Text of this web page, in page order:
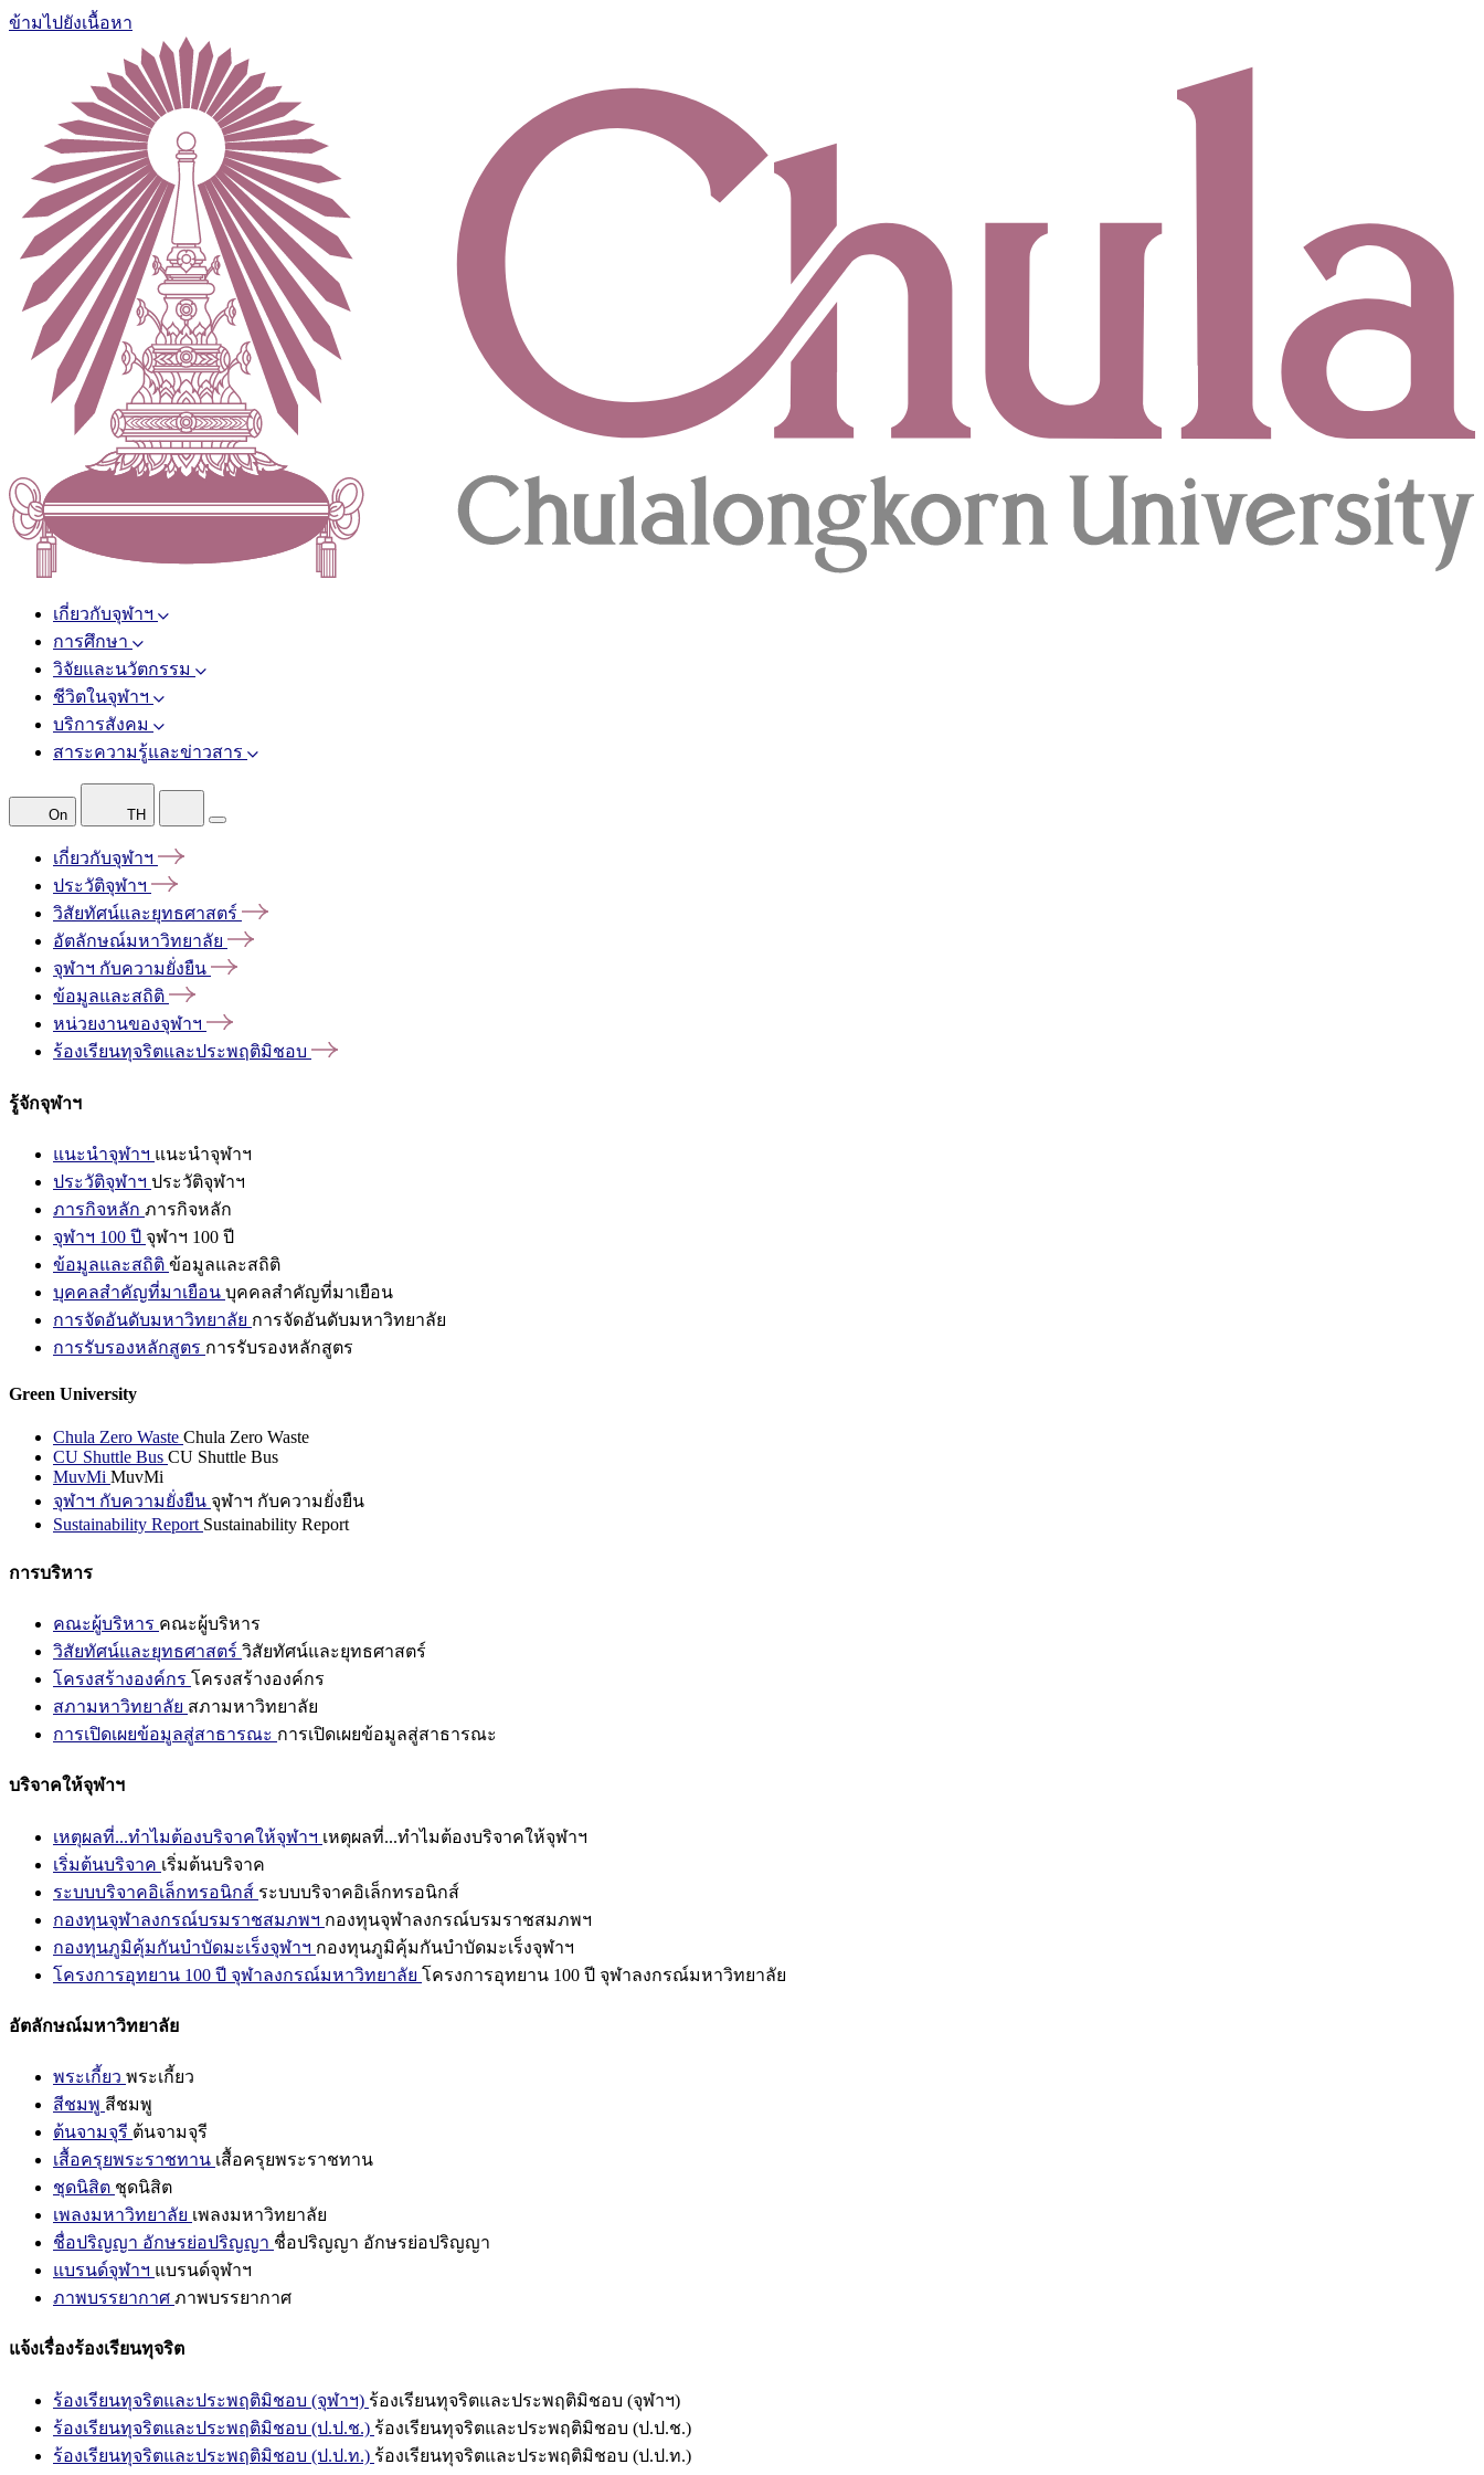
ข้ามไปยังเนื้อหา
เกี่ยวกับจุฬาฯ
การศึกษา
วิจัยและนวัตกรรม
ชีวิตในจุฬาฯ
บริการสังคม
สาระความรู้และข่าวสาร
On TH
เกี่ยวกับจุฬาฯ
ประวัติจุฬาฯ
วิสัยทัศน์และยุทธศาสตร์
อัตลักษณ์มหาวิทยาลัย
จุฬาฯ กับความยั่งยืน
ข้อมูลและสถิติ
หน่วยงานของจุฬาฯ
ร้องเรียนทุจริตและประพฤติมิชอบ
รู้จักจุฬาฯ
แนะนำจุฬาฯ แนะนำจุฬาฯ
ประวัติจุฬาฯ ประวัติจุฬาฯ
ภารกิจหลัก ภารกิจหลัก
จุฬาฯ 100 ปี จุฬาฯ 100 ปี
ข้อมูลและสถิติ ข้อมูลและสถิติ
บุคคลสำคัญที่มาเยือน บุคคลสำคัญที่มาเยือน
การจัดอันดับมหาวิทยาลัย การจัดอันดับมหาวิทยาลัย
การรับรองหลักสูตร การรับรองหลักสูตร
Green University
Chula Zero Waste Chula Zero Waste
CU Shuttle Bus CU Shuttle Bus
MuvMi MuvMi
จุฬาฯ กับความยั่งยืน จุฬาฯ กับความยั่งยืน
Sustainability Report Sustainability Report
การบริหาร
คณะผู้บริหาร คณะผู้บริหาร
วิสัยทัศน์และยุทธศาสตร์ วิสัยทัศน์และยุทธศาสตร์
โครงสร้างองค์กร โครงสร้างองค์กร
สภามหาวิทยาลัย สภามหาวิทยาลัย
การเปิดเผยข้อมูลสู่สาธารณะ การเปิดเผยข้อมูลสู่สาธารณะ
บริจาคให้จุฬาฯ
เหตุผลที่...ทำไมต้องบริจาคให้จุฬาฯ เหตุผลที่...ทำไมต้องบริจาคให้จุฬาฯ
เริ่มต้นบริจาค เริ่มต้นบริจาค
ระบบบริจาคอิเล็กทรอนิกส์ ระบบบริจาคอิเล็กทรอนิกส์
กองทุนจุฬาลงกรณ์บรมราชสมภพฯ กองทุนจุฬาลงกรณ์บรมราชสมภพฯ
กองทุนภูมิคุ้มกันบำบัดมะเร็งจุฬาฯ กองทุนภูมิคุ้มกันบำบัดมะเร็งจุฬาฯ
โครงการอุทยาน 100 ปี จุฬาลงกรณ์มหาวิทยาลัย โครงการอุทยาน 100 ปี จุฬาลงกรณ์มหาวิทยาลัย
อัตลักษณ์มหาวิทยาลัย
พระเกี้ยว พระเกี้ยว
สีชมพู สีชมพู
ต้นจามจุรี ต้นจามจุรี
เสื้อครุยพระราชทาน เสื้อครุยพระราชทาน
ชุดนิสิต ชุดนิสิต
เพลงมหาวิทยาลัย เพลงมหาวิทยาลัย
ชื่อปริญญา อักษรย่อปริญญา ชื่อปริญญา อักษรย่อปริญญา
แบรนด์จุฬาฯ แบรนด์จุฬาฯ
ภาพบรรยากาศ ภาพบรรยากาศ
แจ้งเรื่องร้องเรียนทุจริต
ร้องเรียนทุจริตและประพฤติมิชอบ (จุฬาฯ) ร้องเรียนทุจริตและประพฤติมิชอบ (จุฬาฯ)
ร้องเรียนทุจริตและประพฤติมิชอบ (ป.ป.ช.) ร้องเรียนทุจริตและประพฤติมิชอบ (ป.ป.ช.)
ร้องเรียนทุจริตและประพฤติมิชอบ (ป.ป.ท.) ร้องเรียนทุจริตและประพฤติมิชอบ (ป.ป.ท.)